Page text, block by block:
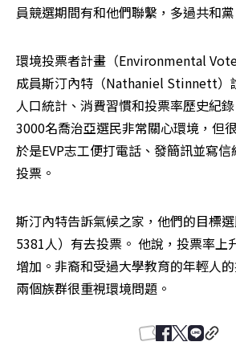
員競選期間有和他們聯繫，多過共和黨
環境投票者計畫（Environmental
成員斯汀內特（Nathaniel Stinnett）
人口統計、消費習慣和投票率歷史紀
3000名喬治亞選民非常關心環境，但
於是EVP志工便打電話、發簡訊並寫
投票。
斯汀內特告訴氣候之家，他們的目標
5381人）有去投票。 他說，投票率上
增加。非裔和受過大學教育的年輕人
兩個族群很重視環境問題。